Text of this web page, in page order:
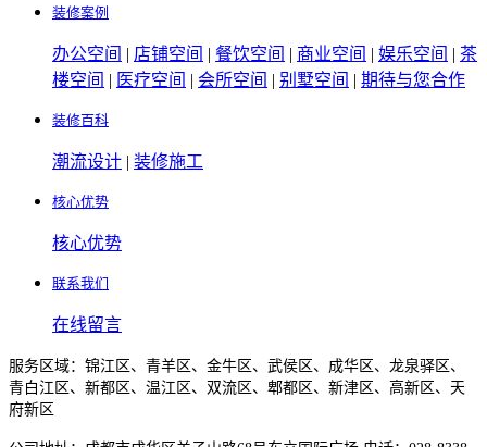
装修案例
办公空间 | 店铺空间 | 餐饮空间 | 商业空间 | 娱乐空间 | 茶
楼空间 | 医疗空间 | 会所空间 | 别墅空间 | 期待与您合作
装修百科
潮流设计 | 装修施工
核心优势
核心优势
联系我们
在线留言
服务区域：锦江区、青羊区、金牛区、武侯区、成华区、龙泉驿区、
青白江区、新都区、温江区、双流区、郫都区、新津区、高新区、天
府新区